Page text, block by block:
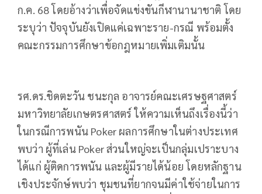
ก.ค. 68 โดยอ้างว่าเพื่อจัดแข่งขันกีฬานานาชาติ โดย
ระบุว่า ปัจจุบันยังเปิดแค่เฉพาะราย-กรณี พร้อมตั้ง
คณะกรรมการศึกษาข้อกฎหมายเพิ่มเติมนั้น
รศ.ดร.ชิดตะวัน ชนะกุล อาจารย์คณะเศรษฐศาสตร์
มหาวิทยาลัยเกษตรศาสตร์ ให้ความเห็นถึงเรื่องนี้ว่า
ในกรณีการพนัน Poker ผลการศึกษาในต่างประเทศ
พบว่า ผู้ที่เล่น Poker ส่วนใหญ่จะเป็นกลุ่มเปราะบาง
ได้แก่ ผู้ติดการพนัน และผู้มีรายได้น้อย โดยหลักฐาน
เชิงประจักษ์พบว่า ชุมชนที่ยากจนมีค่าใช้จ่ายในการ